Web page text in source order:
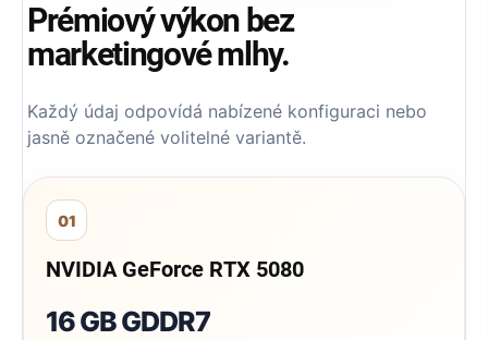
Prémiový výkon bez
marketingové mlhy.
Každý údaj odpovídá nabízené konfiguraci nebo
jasně označené volitelné variantě.
01
NVIDIA GeForce RTX 5080
16 GB GDDR7